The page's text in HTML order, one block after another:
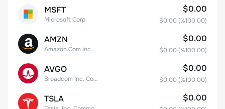
MSFT
Microsoft Corp
$0.00
$0.00 (%100.00)
AMZN
Amazon.Com Inc
$0.00
$0.00 (%100.00)
AVGO
Broadcom Inc. Common Stock
$0.00
$0.00 (%100.00)
TSLA $0.00